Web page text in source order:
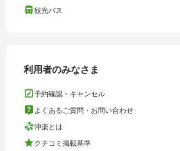
観光バス
利用者のみなさま
予約確認・キャンセル
よくあるご質問・お問い合わせ
沖楽とは
クチコミ掲載基準